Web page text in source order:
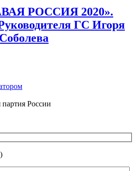
РОССИЯ 2020».
ГС Игоря
России